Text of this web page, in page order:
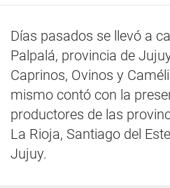
Días pasados se llevó a
Palpalá, provincia de
Caprinos, Ovinos y
mismo contó con la
productores de las
La Rioja, Santiago del
Jujuy.